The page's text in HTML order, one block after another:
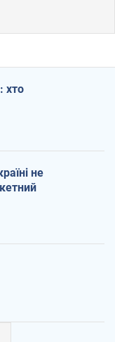
хто
не